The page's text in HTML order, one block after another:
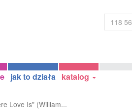
jak to działa katalog
Love Is" (William...